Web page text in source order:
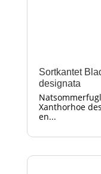
Sortkantet
designata
Xanthorhoe
en...